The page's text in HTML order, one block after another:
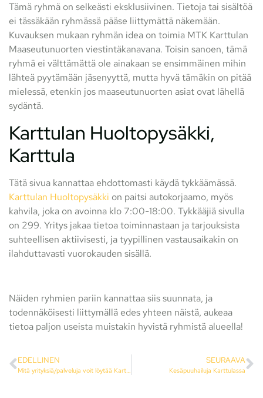
Tämä ryhmä on selkeästi eksklusiivinen. Tietoja tai sisältöä
ei tässäkään ryhmässä pääse liittymättä näkemään.
Kuvauksen mukaan ryhmän idea on toimia MTK Karttulan
Maaseutunuorten viestintäkanavana. Toisin sanoen, tämä
ryhmä ei välttämättä ole ainakaan se ensimmäinen mihin
lähteä pyytämään jäsenyyttä, mutta hyvä tämäkin on pitää
mielessä, etenkin jos maaseutunuorten asiat ovat lähellä
sydäntä.
Karttulan Huoltopysäkki,
Karttula
Tätä sivua kannattaa ehdottomasti käydä tykkäämässä.
Karttulan Huoltopysäkki on paitsi autokorjaamo, myös
kahvila, joka on avoinna klo 7:00-18:00. Tykkääjiä sivulla
on 299. Yritys jakaa tietoa toiminnastaan ja tarjouksista
suhteellisen aktiivisesti, ja tyypillinen vastausaikakin on
ilahduttavasti vuorokauden sisällä.
Näiden ryhmien pariin kannattaa siis suunnata, ja
todennäköisesti liittymällä edes yhteen näistä, aukeaa
tietoa paljon useista muistakin hyvistä ryhmistä alueella!
EDELLINEN SEURAAVA
Kesäpuuhailuja Karttulassa